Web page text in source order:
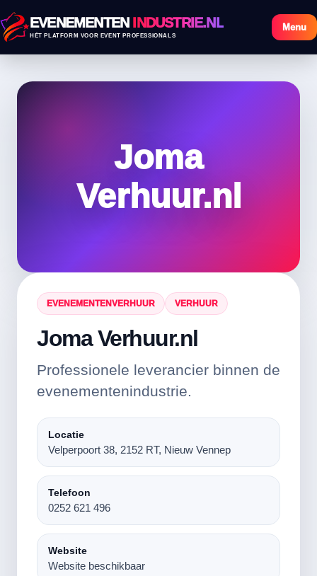
EVENEMENTEN INDUSTRIE.NL
HÉT PLATFORM VOOR EVENT PROFESSIONALS
Menu
Joma
Verhuur.nl
EVENEMENTENVERHUUR VERHUUR
Joma Verhuur.nl
Professionele leverancier binnen de
evenementenindustrie.
Locatie
Velperpoort 38, 2152 RT, Nieuw Vennep
Telefoon
0252 621 496
Website
Website beschikbaar